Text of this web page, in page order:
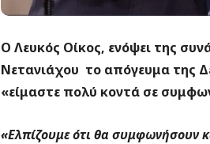
Ο Λευκός Οίκος, ενόψει της
Νετανιάχου το απόγευμα της
«είμαστε πολύ κοντά σε
«Ελπίζουμε ότι θα συμφωνήσουν